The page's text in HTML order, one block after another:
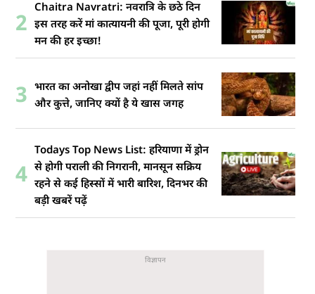
2
Chaitra Navratri: नवरात्रि के छठे दिन
इस तरह करें मां कात्यायनी की पूजा, पूरी होगी
मन की हर इच्छा!
3 भारत का अनोखा द्वीप जहां नहीं मिलते सांप
और कुत्ते, जानिए क्यों है ये खास जगह
4
Todays Top News List: हरियाणा में ड्रोन
से होगी पराली की निगरानी, मानसून सक्रिय
रहने से कई हिस्सों में भारी बारिश, दिनभर की
बड़ी खबरें पढ़ें